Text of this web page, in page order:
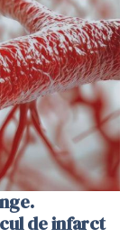
de infarct